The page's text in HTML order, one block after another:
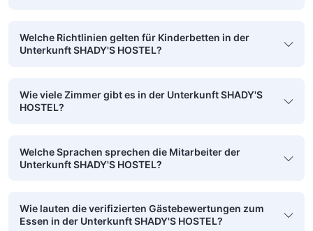
Welche Richtlinien gelten für Kinderbetten in der
Unterkunft SHADY'S HOSTEL?
Wie viele Zimmer gibt es in der Unterkunft SHADY'S
HOSTEL?
Welche Sprachen sprechen die Mitarbeiter der
Unterkunft SHADY'S HOSTEL?
Wie lauten die verifizierten Gästebewertungen zum
Essen in der Unterkunft SHADY'S HOSTEL?